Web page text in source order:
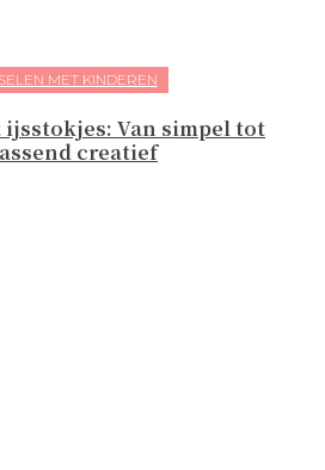
MET KINDEREN
Van simpel tot
creatief